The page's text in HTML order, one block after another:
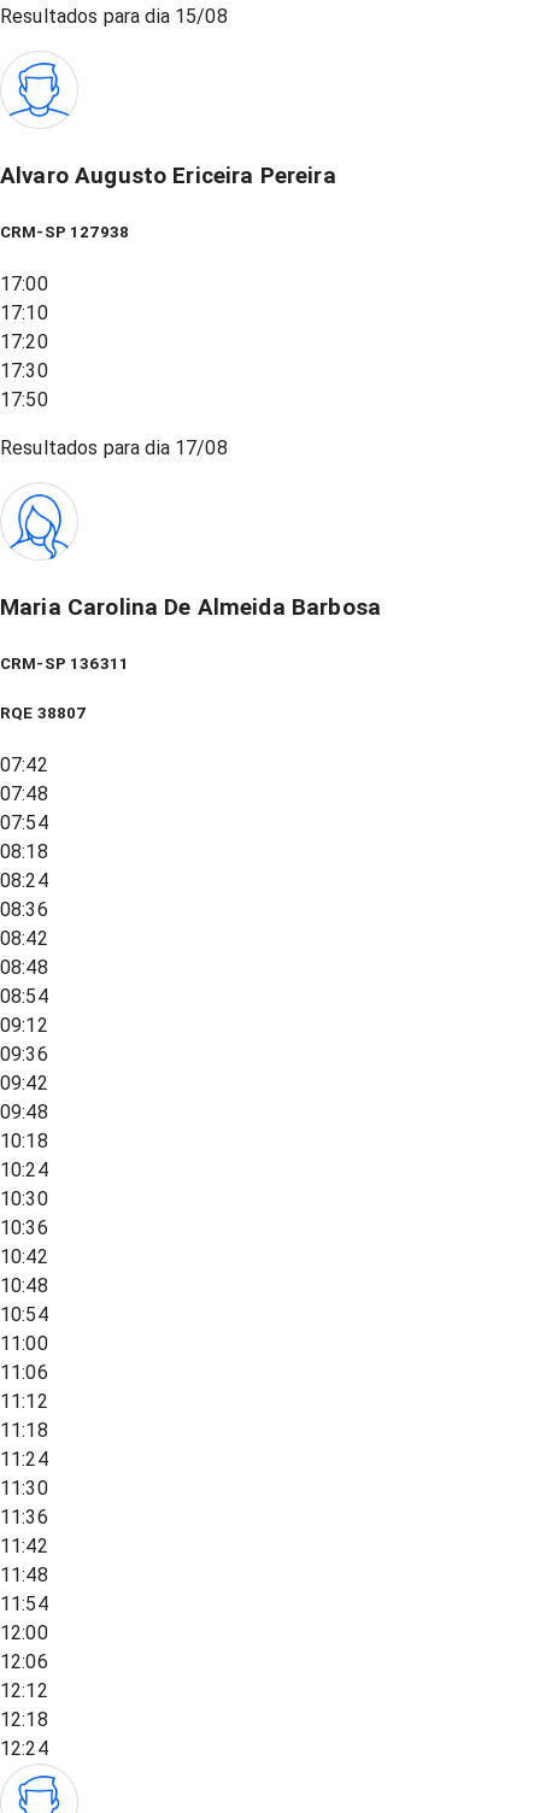
Resultados para dia 15/08
Alvaro Augusto Ericeira Pereira
CRM-SP 127938
17:00
17:10
17:20
17:30
17:50
Resultados para dia 17/08
Maria Carolina De Almeida Barbosa
CRM-SP 136311
RQE 38807
07:42
07:48
07:54
08:18
08:24
08:36
08:42
08:48
08:54
09:12
09:36
09:42
09:48
10:18
10:24
10:30
10:36
10:42
10:48
10:54
11:00
11:06
11:12
11:18
11:24
11:30
11:36
11:42
11:48
11:54
12:00
12:06
12:12
12:18
12:24